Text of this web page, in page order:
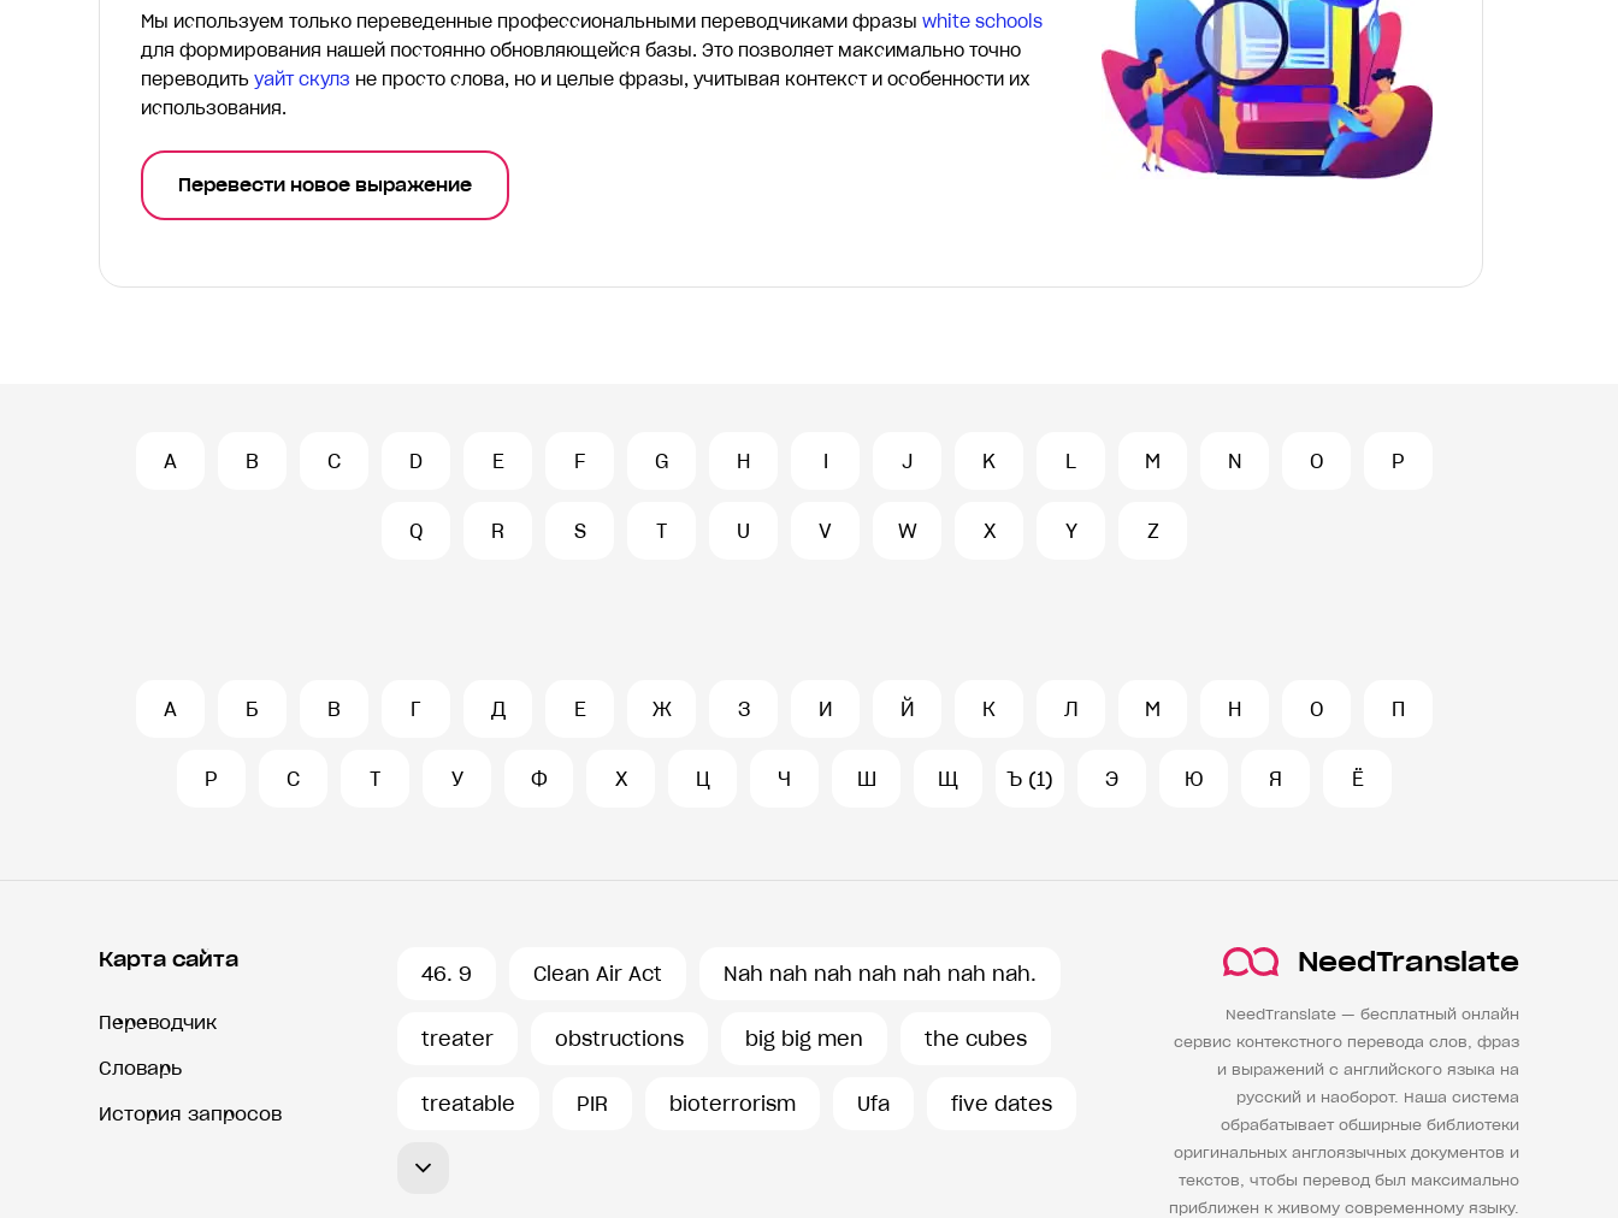
Мы используем только переведенные профессиональными переводчиками фразы white schools
для формирования нашей постоянно обновляющейся базы. Это позволяет максимально точно
переводить yайт скулз не просто слова, но и целые фразы, учитывая контекст и особенности их
использования.
Перевести новое выражение
A B C D E F G H I J K L M N O P
Q R S T U V W X Y Z
А Б В Г Д Е Ж З И Й К Л М Н О П
Р С Т У Ф Х Ц Ч Ш Щ Ъ (1) Э Ю Я Ё
Карта сайта
Переводчик
Словарь
История запросов
46. 9 Clean Air Act Nah nah nah nah nah nah nah.
treater obstructions big big men the cubes
treatable PIR bioterrorism Ufa five dates
NeedTranslate
NeedTranslate — бесплатный онлайн
сервис контекстного перевода слов, фраз
и выражений с английского языка на
русский и наоборот. Наша система
обрабатывает обширные библиотеки
оригинальных англоязычных документов и
текстов, чтобы перевод был максимально
приближен к живому современному языку.